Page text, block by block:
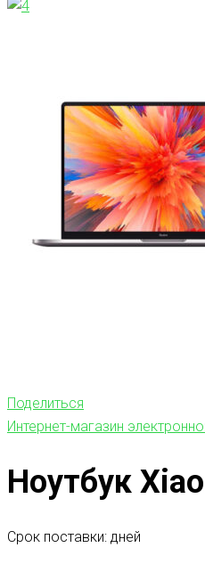
Поделиться
Интернет-магазин
Ноутбук
Срок поставки: дней